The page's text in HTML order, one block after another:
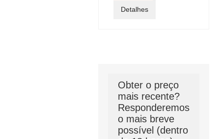
Detalhes
Obter o preço
mais recente?
Responderemos
o mais breve
possível (dentro